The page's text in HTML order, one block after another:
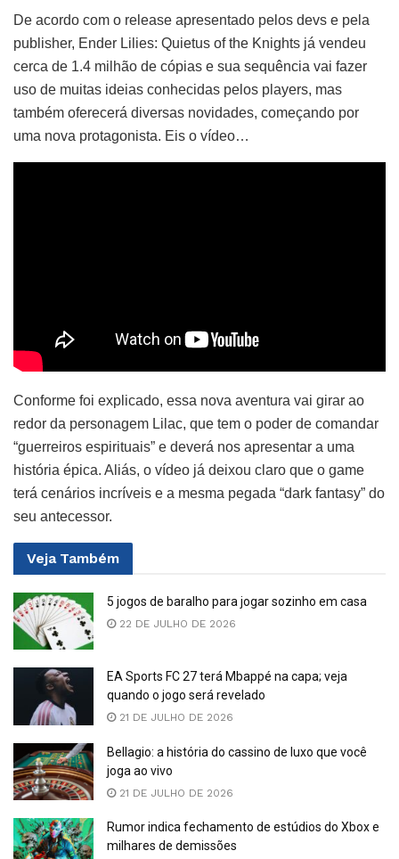
De acordo com o release apresentado pelos devs e pela
publisher, Ender Lilies: Quietus of the Knights já vendeu
cerca de 1.4 milhão de cópias e sua sequência vai fazer
uso de muitas ideias conhecidas pelos players, mas
também oferecerá diversas novidades, começando por
uma nova protagonista. Eis o vídeo…
Conforme foi explicado, essa nova aventura vai girar ao
redor da personagem Lilac, que tem o poder de comandar
“guerreiros espirituais” e deverá nos apresentar a uma
história épica. Aliás, o vídeo já deixou claro que o game
terá cenários incríveis e a mesma pegada “dark fantasy” do
seu antecessor.
Veja Também
5 jogos de baralho para jogar sozinho em casa
22 DE JULHO DE 2026
EA Sports FC 27 terá Mbappé na capa; veja
quando o jogo será revelado
21 DE JULHO DE 2026
Bellagio: a história do cassino de luxo que você
joga ao vivo
21 DE JULHO DE 2026
Rumor indica fechamento de estúdios do Xbox e
milhares de demissões